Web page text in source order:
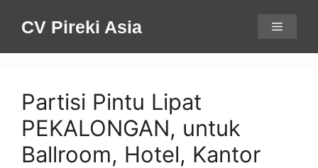
CV Pireki Asia Menu
Partisi Pintu Lipat
PEKALONGAN, untuk
Ballroom, Hotel, Kantor